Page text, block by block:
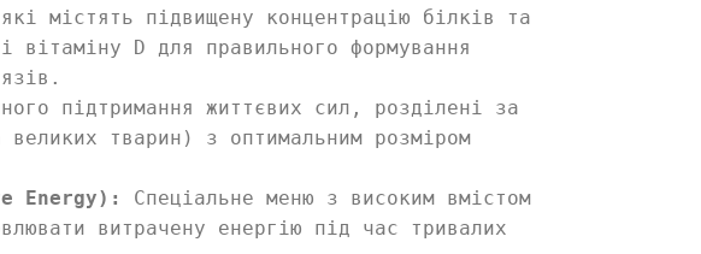
містять підвищену концентрацію білків та
вітаміну D для правильного формування
підтримання життєвих сил, розділені за
тварин) з оптимальним розміром
Energy):
Спеціальне меню з високим вмістом
витрачену енергію під час тривалих